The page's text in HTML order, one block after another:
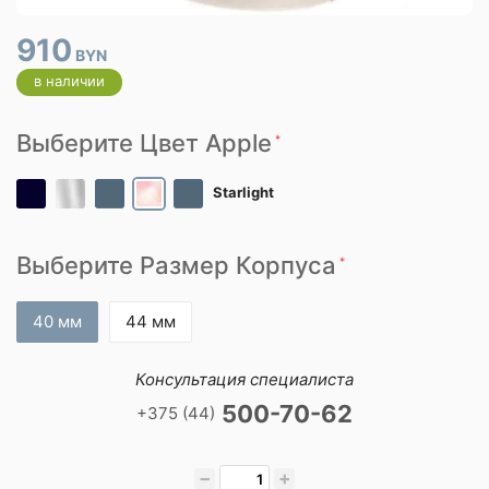
910 BYN
в наличии
Выберите Цвет Apple *
Starlight
Выберите Размер Корпуса *
40 мм 44 мм
Консультация специалиста
+375 (44) 500-70-62
− +